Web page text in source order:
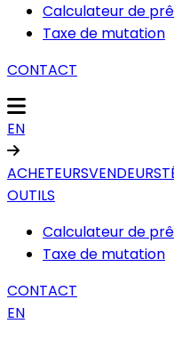
Calculateur de
Taxe de mutation
CONTACT
EN
ACHETEURSVENDEURS
OUTILS
Calculateur de
Taxe de mutation
CONTACT
EN